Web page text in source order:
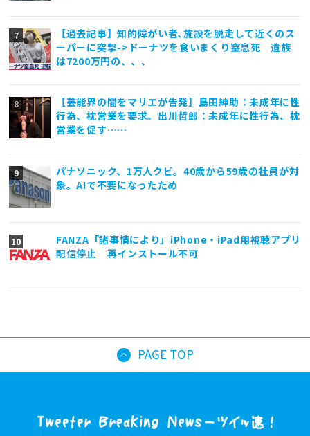
【過去記事】知的障がい者､施設を脱走して近くのス
ーパーに突撃->ドーナツを食いまくり窒息死 遺族
は7200万円の、、、
【芸能界の闇をマリエが告発】島田紳助：未成年に性
行為、枕営業を要求。出川哲郎：未成年に性行為、枕
営業を促す……
パナソニック、1万人クビ。40歳から59歳の社員が対
象。AIで不要になったため
FANZA「諸事情により」iPhone・iPad用視聴アプリ
配信停止 再インストール不可
PAGE TOP